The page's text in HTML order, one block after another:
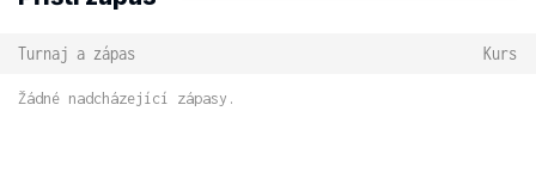
Turnaj a zápas Kurs
Žádné nadcházející zápasy.